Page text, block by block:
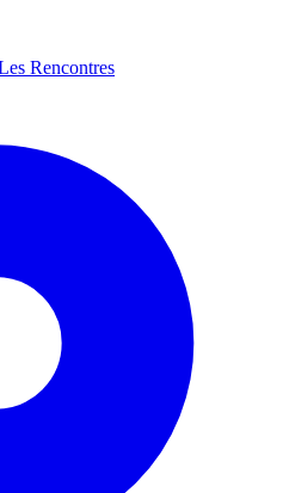
Rencontres